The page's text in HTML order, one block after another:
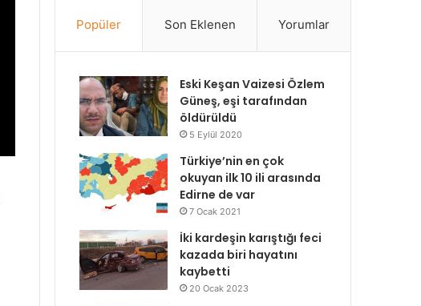
Popüler Son Eklenen Yorumlar
Eski Keşan Vaizesi Özlem
Güneş, eşi tarafından
öldürüldü
5 Eylül 2020
Türkiye’nin en çok
okuyan ilk 10 ili arasında
Edirne de var
7 Ocak 2021
İki kardeşin karıştığı feci
kazada biri hayatını
kaybetti
20 Ocak 2023